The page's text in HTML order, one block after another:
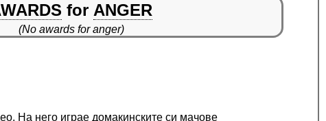
for ANGER
(No awards for anger)
На него играе домакинските си мачове